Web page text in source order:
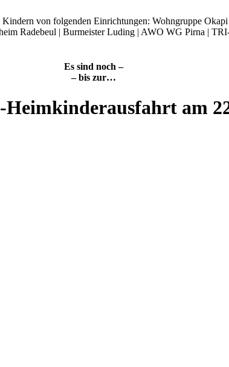
von folgenden Einrichtungen: Wohngruppe
Radebeul | Burmeister Luding | AWO WG Pirna |
Es sind noch –
– bis zur…
Heimkinderausfahrt am